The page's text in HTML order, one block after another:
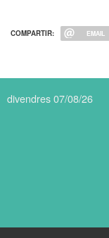
COMPARTIR: EMAIL
divendres 07/08/26